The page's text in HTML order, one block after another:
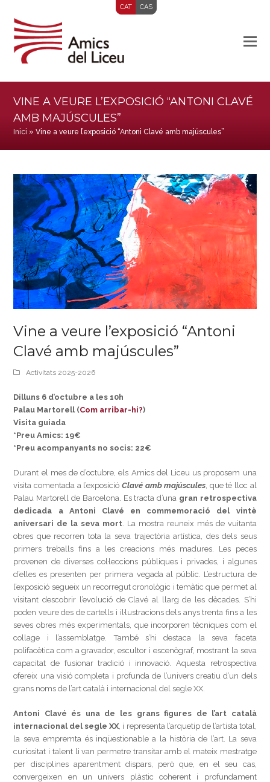
CAT CAS
VINE A VEURE L’EXPOSICIÓ “ANTONI CLAVÉ
AMB MAJÚSCULES”
Inici »Vine a veure l’exposició “Antoni Clavé amb majúscules”
Vine a veure l’exposició “Antoni
Clavé amb majúscules”
Activitats 2025-2026
Dilluns 6 d’octubre a les 10h
Palau Martorell (Com arribar-hi?)
Visita guiada
*Preu Amics: 19€
*Preu acompanyants no socis: 22€
Durant el mes de d’octubre, els Amics del Liceu us proposem una
visita comentada a l’exposició Clavé amb majúscules , que té lloc al
Palau Martorell de Barcelona. Es tracta d’una gran retrospectiva
dedicada a Antoni Clavé en commemoració del vintè
aniversari de la seva mort . La mostra reuneix més de vuitanta
obres que recorren tota la seva trajectòria artística, des dels seus
primers treballs fins a les creacions més madures. Les peces
provenen de diverses col·leccions públiques i privades, i algunes
d’elles es presenten per primera vegada al públic. L’estructura de
l’exposició segueix un recorregut cronològic i temàtic que permet al
visitant descobrir l’evolució de Clavé al llarg de les dècades. S’hi
poden veure des de cartells i il·lustracions dels anys trenta fins a les
seves obres més experimentals, que incorporen tècniques com el
collage i l’assemblatge. També s’hi destaca la seva faceta
polifacètica com a gravador, escultor i escenògraf, mostrant la seva
capacitat de fusionar tradició i innovació. Aquesta retrospectiva
ofereix una visió completa i profunda de l’univers creatiu d’un dels
grans noms de l’art català i internacional del segle XX.
Antoni Clavé és una de les grans figures de l’art català
internacional del segle XX , i representa l’arquetip de l’artista total,
la seva empremta és inqüestionable a la història de l’art. La seva
curiositat i talent li van permetre transitar amb el mateix mestratge
per disciplines aparentment dispars, però que, en el seu cas,
convergeixen en un univers plàstic coherent i profundament